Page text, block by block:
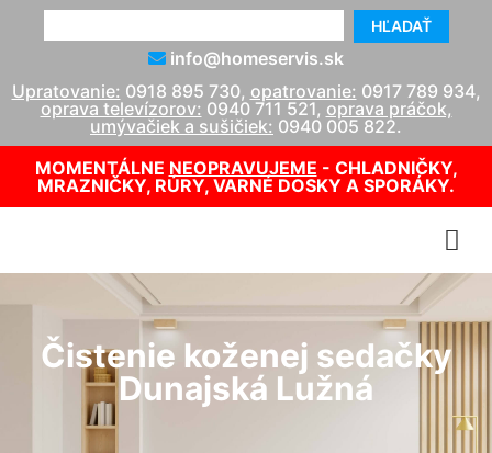
HĽADAŤ
info@homeservis.sk
Upratovanie: 0918 895 730, opatrovanie: 0917 789 934,
oprava televízorov: 0940 711 521, oprava práčok,
umývačiek a sušičiek: 0940 005 822.
MOMENTÁLNE NEOPRAVUJEME - CHLADNIČKY,
MRAZNIČKY, RÚRY, VARNÉ DOSKY A SPORÁKY.
Čistenie koženej sedačky
Dunajská Lužná